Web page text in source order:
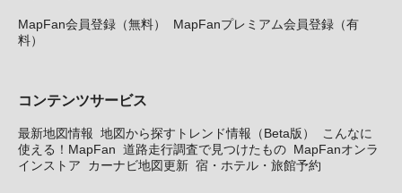
MapFan会員登録（無料）
MapFanプレミアム会員登録（有
料）
コンテンツサービス
最新地図情報 地図から探すトレンド情報（Beta版）
こんなに
使える！MapFan 道路走行調査で見つけたもの MapFanオンラ
インストア
カーナビ地図更新 宿・ホテル・旅館予約